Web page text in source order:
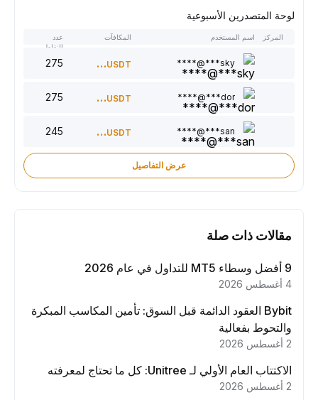
لوحة المتصدرين الأسبوعية
المركز اسم المستخدم المكافآت
النقاط
sky***@****
300USDT
dor***@****
220USDT
san***@****
150USDT
عرض التفاصيل
مقالات ذات صلة
Bybit العقود الدائمة قبل السوق: تأمين المكاسب المبكرة
والتحوط بفعالية
الاكتتاب العام الأولي لـ Unitree: كل ما تحتاج لمعرفته